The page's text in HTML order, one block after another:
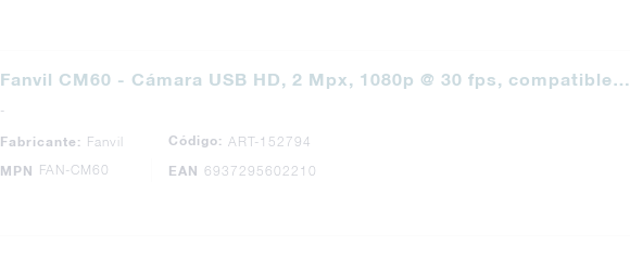
Fanvil CM60 - Cámara USB HD, 2 Mpx, 1080p @ 30 fps, compatible…
-
Fabricante: Fanvil Código: ART-152794
MPN FAN-CM60 EAN 6937295602210